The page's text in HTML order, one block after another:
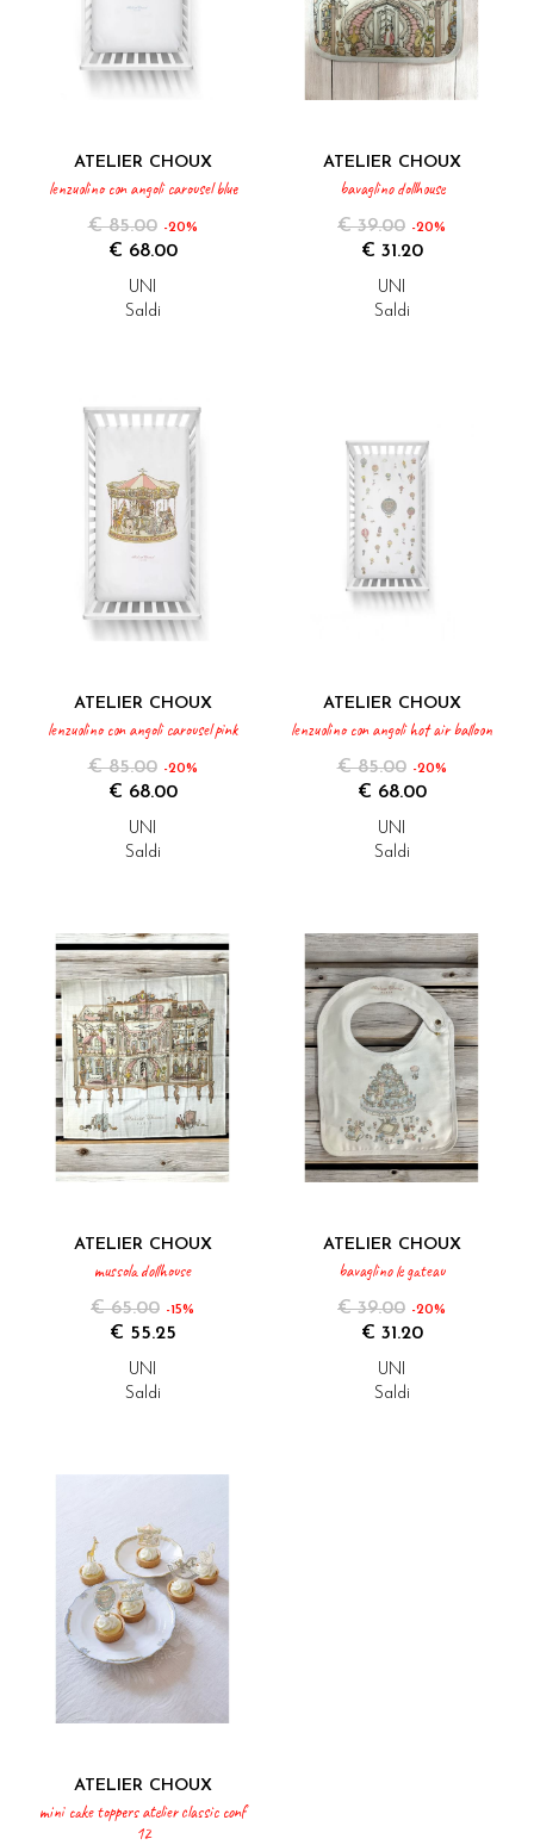
ATELIER CHOUX
lenzuolino con angoli carousel blue
€ 85.00 -20%
€ 68.00
UNI
Saldi
ATELIER CHOUX
bavaglino dollhouse
€ 39.00 -20%
€ 31.20
UNI
Saldi
ATELIER CHOUX
lenzuolino con angoli carousel pink
€ 85.00 -20%
€ 68.00
UNI
Saldi
ATELIER CHOUX
lenzuolino con angoli hot air balloon
€ 85.00 -20%
€ 68.00
UNI
Saldi
ATELIER CHOUX
mussola dollhouse
€ 65.00 -15%
€ 55.25
UNI
Saldi
ATELIER CHOUX
bavaglino le gateau
€ 39.00 -20%
€ 31.20
UNI
Saldi
ATELIER CHOUX
mini cake toppers atelier classic conf
12